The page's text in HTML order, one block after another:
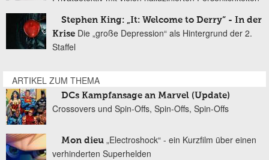
Stephen King: „It: Welcome to Derry“ - In der
Krise Die „große Depression“ als Hintergrund der 2.
Staffel
ARTIKEL ZUM THEMA
DCs Kampfansage an Marvel (Update)
Crossovers und Spin-Offs, Spin-Offs, Spin-Offs
Mon dieu „Electroshock“ - ein Kurzfilm über einen
verhinderten Superhelden